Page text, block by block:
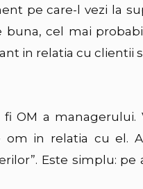
pe care-l vezi la
cel mai
in relatia cu clientii
OM a managerului.
in relatia cu el.
Este simplu: pe